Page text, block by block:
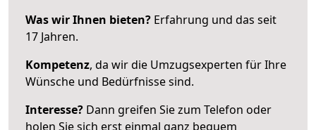
Was wir Ihnen bieten? Erfahrung und das seit
17 Jahren.
Kompetenz, da wir die Umzugsexperten für Ihre
Wünsche und Bedürfnisse sind.
Interesse? Dann greifen Sie zum Telefon oder
holen Sie sich erst einmal ganz bequem